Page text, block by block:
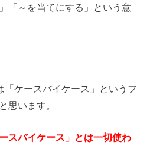
「～を当てにする」という意
「ケースバイケース」というフ
思います。
スバイケース」とは一切使わ